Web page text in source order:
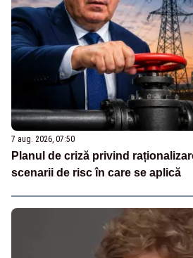
7 aug. 2026, 07:50
Planul de criză privind
scenarii de risc în care se aplică